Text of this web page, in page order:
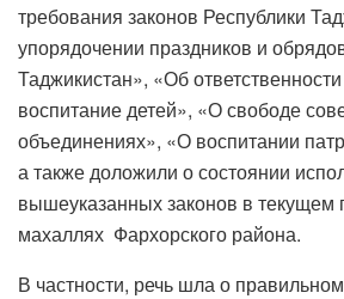
требования законов Республики
упорядочении праздников и
Таджикистан», «Об
воспитание детей», «О свободе
объединениях», «О воспитании
а также доложили о состоянии
вышеуказанных законов в текущем
махаллях Фархорского района.
В частности, речь шла о